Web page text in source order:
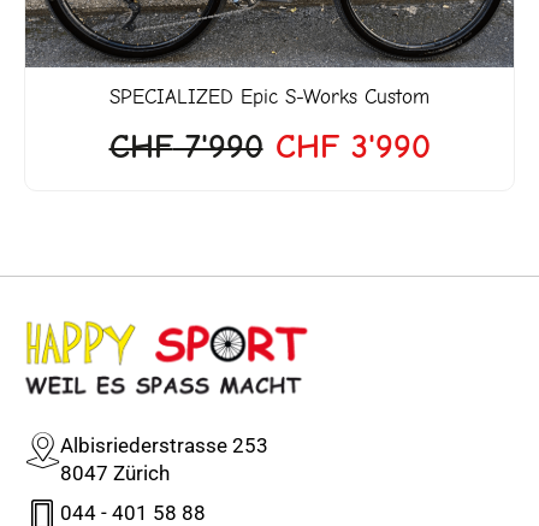
SPECIALIZED Epic S-Works Custom
CHF7'990 CHF3'990
Albisriederstrasse 253
8047 Zürich
044 - 401 58 88